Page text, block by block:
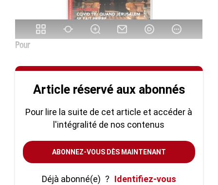
Pour
Article réservé aux abonnés
Pour lire la suite de cet article et accéder à
l'intégralité de nos contenus
ABONNEZ-VOUS DÈS MAINTENANT
Déjà abonné(e) ? Identifiez-vous